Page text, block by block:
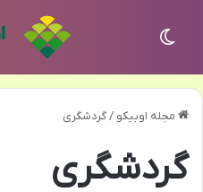
مجله اوبیکو /گردشگری
گردشگری